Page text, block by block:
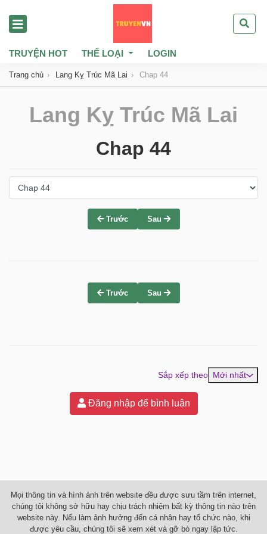
TRUYỆN HOT THỂ LOẠI LOGIN
Trang chủ Lang Kỵ Trúc Mã Lai Chap 44
Lang Kỵ Trúc Mã Lai
Chap 44
Trước Sau
Trước Sau
Sắp xếp theo Mới nhất
Đăng nhập để bình luận
Mọi thông tin và hình ảnh trên website đều được sưu tầm trên internet,
chúng tôi không sở hữu hay chịu trách nhiệm bất kỳ thông tin nào trên
website này. Nếu làm ảnh hưởng đến cá nhân hay tổ chức nào, khi
được yêu cầu, chúng tôi sẽ xem xét và gỡ bỏ ngay lập tức.